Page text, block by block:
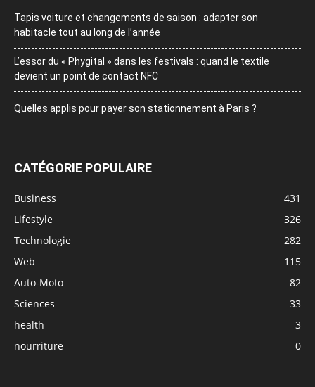
Tapis voiture et changements de saison : adapter son
habitacle tout au long de l’année
L’essor du « Phygital » dans les festivals : quand le textile
devient un point de contact NFC
Quelles applis pour payer son stationnement à Paris ?
CATÉGORIE POPULAIRE
Business
431
Lifestyle
326
Technologie
282
Web
115
Auto-Moto
82
Sciences
33
health
3
nourriture
0